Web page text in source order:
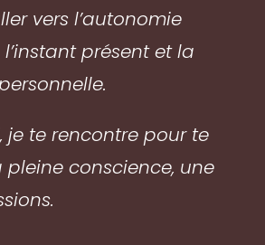
vers l’autonomie
l’instant présent et la
je te rencontre pour te
conscience, une